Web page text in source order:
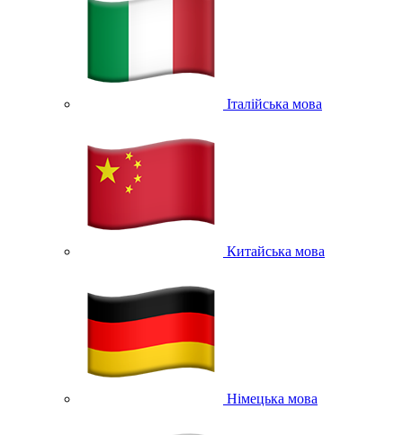
Італійська мова
Китайська мова
Німецька мова